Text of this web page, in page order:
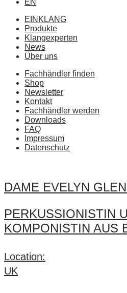
EN
EINKLANG
Produkte
Klangexperten
News
Über uns
Fachhändler finden
Shop
Newsletter
Kontakt
Fachhändler werden
Downloads
FAQ
Impressum
Datenschutz
DAME EVELYN
PERKUSSIONISTIN
KOMPONISTIN AUS
Location:
UK